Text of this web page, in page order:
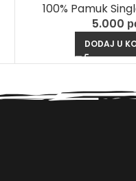
100% Pamuk
5.000
DODAJ U